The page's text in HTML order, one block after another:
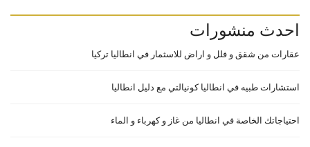
احدث منشورات
عقارات من شقق و فلل و اراض للاسثمار في انطاليا تركيا
استشارات طبيه في انطاليا كونيالتي مع دليل انطاليا
احتياجاتك الخاصة في انطاليا من غاز و كهرباء و الماء